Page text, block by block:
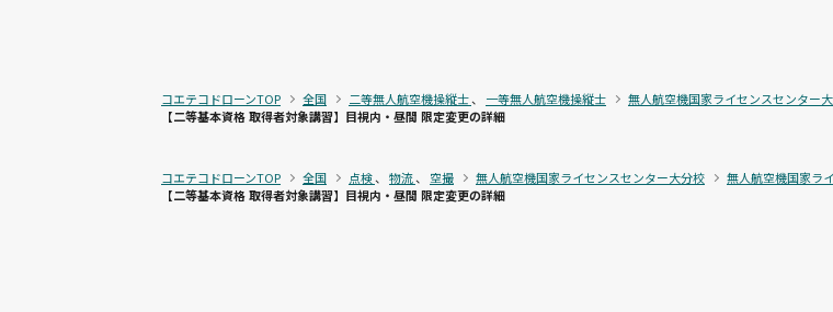
コエテコドローンTOP 全国 二等無人航空機操縦士、 一等無人航空機操縦士 無人航空機国家ライセンスセンター
【二等基本資格 取得者対象講習】目視内・昼間 限定変更の詳細
コエテコドローンTOP 全国 点検、 物流、 空撮 無人航空機国家ライセンスセンター大分校
無人航空機国家ラ
【二等基本資格 取得者対象講習】目視内・昼間 限定変更の詳細